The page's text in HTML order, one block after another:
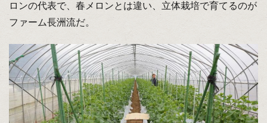
ロンの代表で、春メロンとは違い、立体栽培で育てるのが
ファーム長洲流だ。